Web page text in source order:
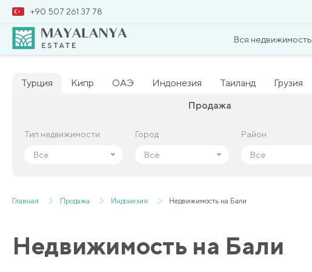
+90 507 261 37 78
Вся недвижимость
Турция Кипр ОАЭ Индонезия Таиланд Грузия
Продажа
Тип недвижимости
Все
Город
Все
Район
Все
Тип недвижимости
Все
Город
Все
Район
Все
Главная Продажа Индонезия Недвижимость на Бали
Недвижимость на Бали